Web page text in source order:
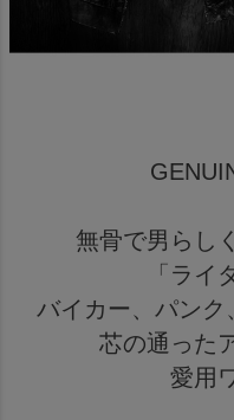
無骨で男らし
「ライ
バイカー、パン
芯の通った
愛用